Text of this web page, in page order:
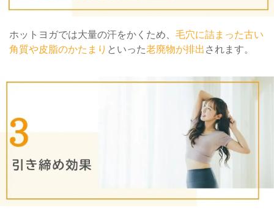
ホットヨガでは大量の汗をかくため、 毛穴に詰まった古い
角質や皮脂のかたまり といった老廃物が排出 されます。